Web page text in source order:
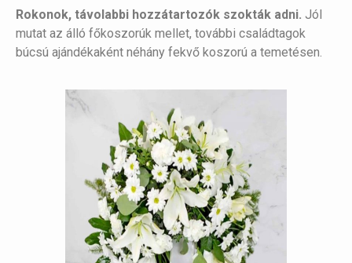
Rokonok, távolabbi hozzátartozók szokták adni. Jól
mutat az álló főkoszorúk mellet, további családtagok
búcsú ajándékaként néhány fekvő koszorú a temetésen.